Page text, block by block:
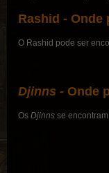
Rashid -
O Rashid pode ser
Djinns - Onde
Os Djinns se